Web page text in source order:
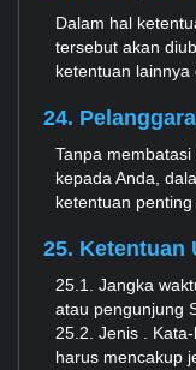
Dalam hal
tersebut akan
ketentuan lainnya
24.
Tanpa
kepada Anda,
ketentuan
25. Ketentuan
25.1. Jangka
atau pengunjung
25.2. Jenis .
harus mencakup